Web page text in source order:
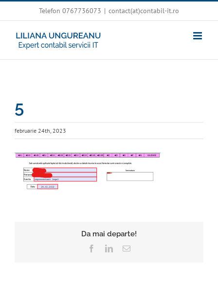
to
content
Telefon 0767736073 | contact(at)contabil-it.ro
5
februarie 24th, 2023
Da mai departe!
FacebookLinkedIn
E-